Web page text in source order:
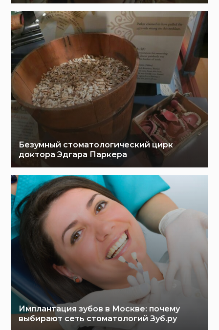
Безумный стоматологический цирк
доктора Эдгара Паркера
Имплантация зубов в Москве: почему
выбирают сеть стоматологий Зуб.ру